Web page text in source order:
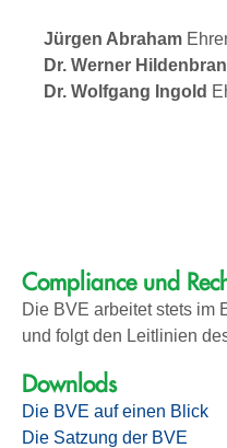
Jürgen Abraham
Dr. Werner
Dr. Wolfgang Ingold
Compliance und
Die BVE arbeitet stets im
und folgt den Leitlinien
Downlods
Die BVE auf einen Blick
Die Satzung der BVE